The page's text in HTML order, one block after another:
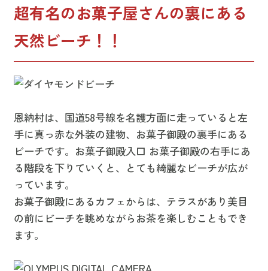
超有名のお菓子屋さんの裏にある
天然ビーチ！！
恩納村は、国道58号線を名護方面に走っていると左
手に真っ赤な外装の建物、お菓子御殿の裏手にある
ビーチです。お菓子御殿入口 お菓子御殿の右手にあ
る階段を下りていくと、とても綺麗なビーチが広が
っています。
お菓子御殿にあるカフェからは、テラスがあり美目
の前に ビーチを眺めながら お茶を楽しむこともでき
ます。